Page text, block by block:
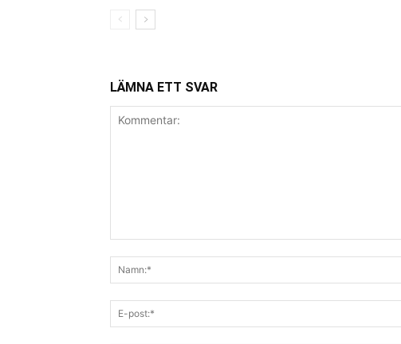
LÄMNA ETT SVAR